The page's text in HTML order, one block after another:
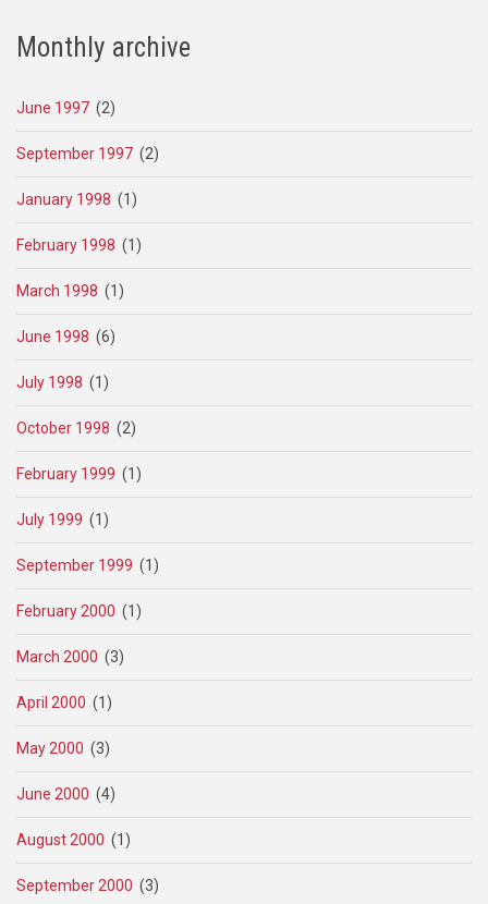
Monthly archive
June 1997 (2)
September 1997 (2)
January 1998 (1)
February 1998 (1)
March 1998 (1)
June 1998 (6)
July 1998 (1)
October 1998 (2)
February 1999 (1)
July 1999 (1)
September 1999 (1)
February 2000 (1)
March 2000 (3)
April 2000 (1)
May 2000 (3)
June 2000 (4)
August 2000 (1)
September 2000 (3)